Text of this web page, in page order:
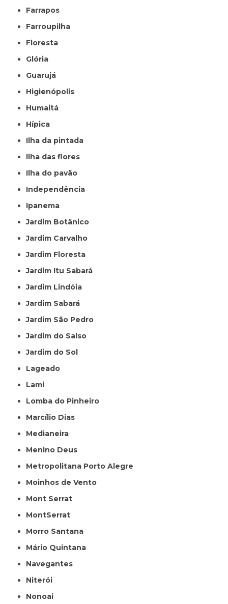
Farrapos
Farroupilha
Floresta
Glória
Guarujá
Higienópolis
Humaitá
Hípica
Ilha da pintada
Ilha das flores
Ilha do pavão
Independência
Ipanema
Jardim Botânico
Jardim Carvalho
Jardim Floresta
Jardim Itu Sabará
Jardim Lindóia
Jardim Sabará
Jardim São Pedro
Jardim do Salso
Jardim do Sol
Lageado
Lami
Lomba do Pinheiro
Marcílio Dias
Medianeira
Menino Deus
Metropolitana Porto Alegre
Moinhos de Vento
Mont Serrat
MontSerrat
Morro Santana
Mário Quintana
Navegantes
Niterói
Nonoai